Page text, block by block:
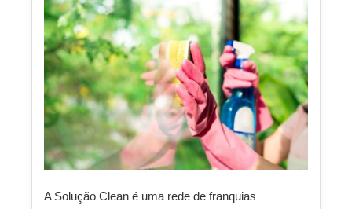
A Solução Clean é uma rede de franquias